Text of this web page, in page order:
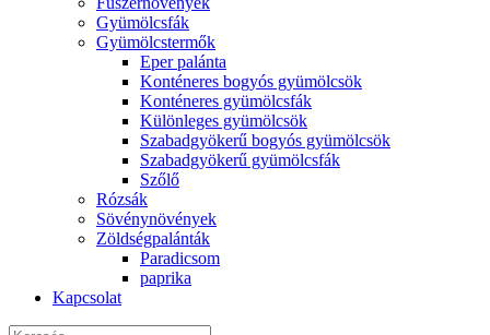
Gyümölcsfák
Gyümölcstermők
Eper palánta
Konténeres bogyós gyümölcsök
Konténeres gyümölcsfák
Különleges gyümölcsök
Szabadgyökerű bogyós gyümölcsök
Szabadgyökerű gyümölcsfák
Szőlő
Rózsák
Sövénynövények
Zöldségpalánták
Paradicsom
paprika
Kapcsolat